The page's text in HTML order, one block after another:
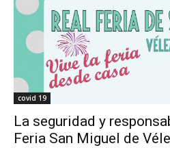
covid 19
La seguridad y
Feria San Miguel de